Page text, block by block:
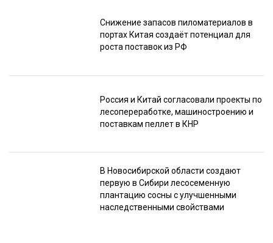
Снижение запасов пиломатериалов в
портах Китая создаёт потенциал для
роста поставок из РФ
Россия и Китай согласовали проекты по
лесопереработке, машиностроению и
поставкам пеллет в КНР
В Новосибирской области создают
первую в Сибири лесосеменную
плантацию сосны с улучшенными
наследственными свойствами